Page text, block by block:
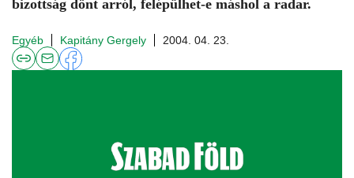
bizottság dönt arról, felépülhet-e máshol a radar.
Egyéb Kapitány Gergely 2004. 04. 23.